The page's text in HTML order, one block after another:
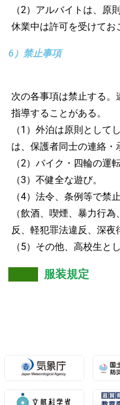
（2）アルバイトは、原
休業中は許可を受けてお
6）禁止事項
次の各事項は禁止する
指導することがある。
（1）外泊は原則として
は、保護者同士の連絡・
（2）バイク・四輪の運
（3）不健全な遊び。
（4）法令、条例等で禁
（飲酒、喫煙、暴力行
反、軽犯罪法違反、深夜
（5）その他、高校生と
服装規定